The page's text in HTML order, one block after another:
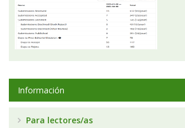
Información
Para lectores/as